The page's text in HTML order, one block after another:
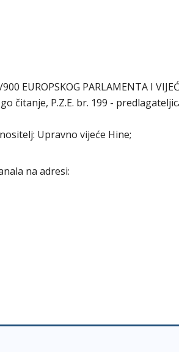
EUROPSKOG PARLAMENTA I
čitanje, P.Z.E. br. 199 -
Upravno vijeće Hine;
na adresi: